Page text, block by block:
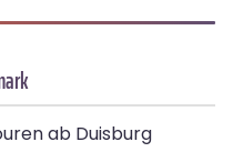
ab Duisburg